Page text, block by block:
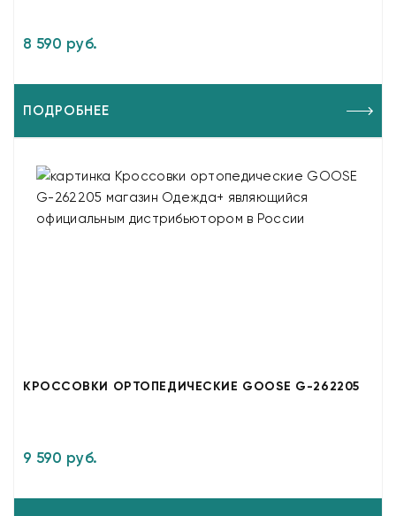
8 590 руб.
ПОДРОБНЕЕ
КРОССОВКИ ОРТОПЕДИЧЕСКИЕ GOOSE G-262205
9 590 руб.